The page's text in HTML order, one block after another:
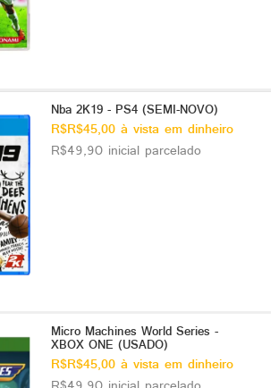
Nba 2K19 - PS4 (SEMI-NOVO)
R$R$45,00 à vista em dinheiro
R$49,90 inicial parcelado
Micro Machines World Series -
XBOX ONE (USADO)
R$R$45,00 à vista em dinheiro